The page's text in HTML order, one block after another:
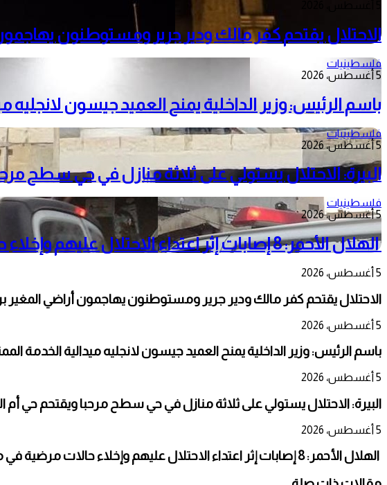
الاحتلال يقتحم كفر مالك ودير جرير ومستوطنون يهاجمون
فلسطينيات
5 أغسطس، 2026
باسم الرئيس: وزير الداخلية يمنح العميد جيسون لانجليه
فلسطينيات
5 أغسطس، 2026
البيرة: الاحتلال يستولي على ثلاثة منازل في حي سطح
فلسطينيات
5 أغسطس، 2026
الهلال الأحمر: 8 إصابات إثر اعتداء الاحتلال عليهم وإخلاء حالات مرضية في مخيم قلنديا
5 أغسطس، 2026
الاحتلال يقتحم كفر مالك ودير جرير ومستوطنون يهاجمون أراضي المغير
5 أغسطس، 2026
باسم الرئيس: وزير الداخلية يمنح العميد جيسون لانجليه ميدالية الخدمة
5 أغسطس، 2026
البيرة: الاحتلال يستولي على ثلاثة منازل في حي سطح مرحبا ويقتحم حي أم
5 أغسطس، 2026
الهلال الأحمر: 8 إصابات إثر اعتداء الاحتلال عليهم وإخلاء حالات مرضية في مخيم قلنديا